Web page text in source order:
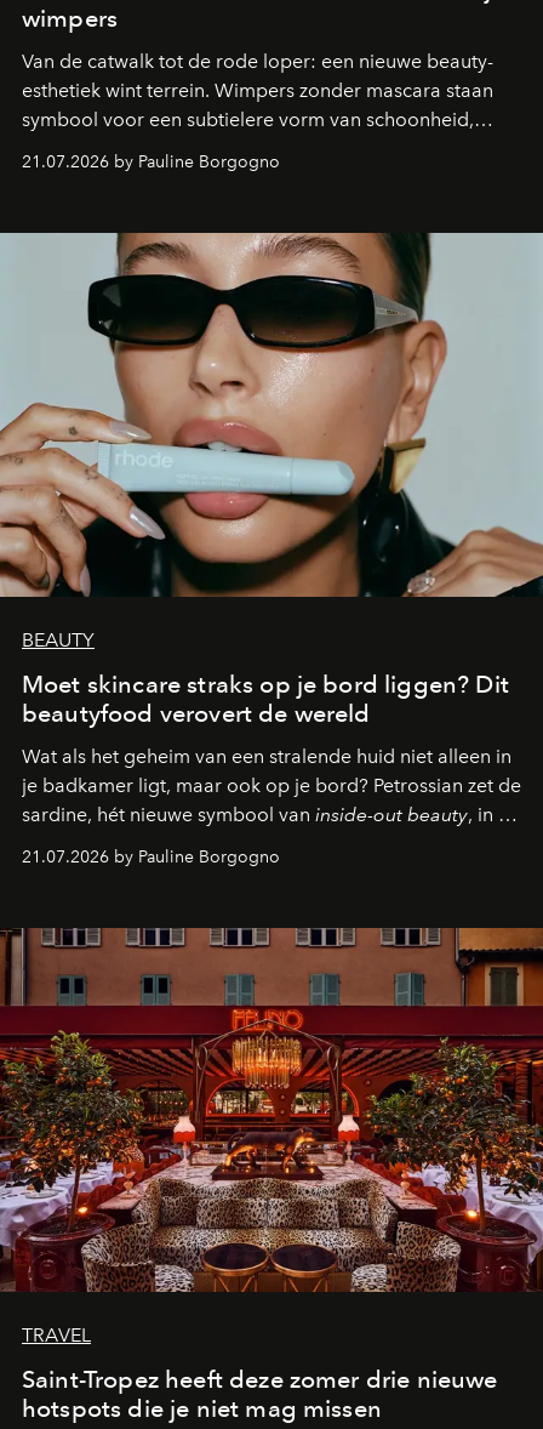
wimpers
Van de catwalk tot de rode loper: een nieuwe beauty-
esthetiek wint terrein. Wimpers zonder mascara staan
symbool voor een subtielere vorm van schoonheid,
waarin zelfvertrouwen belangrijker is dan een overvloed
aan make-up.
21.07.2026 by Pauline Borgogno
BEAUTY
Moet skincare straks op je bord liggen? Dit
beautyfood verovert de wereld
Wat als het geheim van een stralende huid niet alleen in
je badkamer ligt, maar ook op je bord? Petrossian zet de
sardine, hét nieuwe symbool van inside-out beauty, in de
kijker met twee gastronomische creaties.
21.07.2026 by Pauline Borgogno
TRAVEL
Saint-Tropez heeft deze zomer drie nieuwe
hotspots die je niet mag missen